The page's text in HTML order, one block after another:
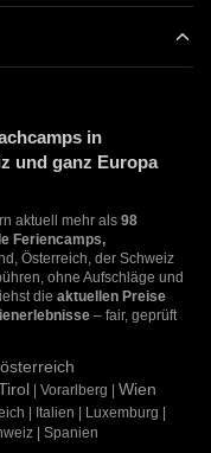
in
und ganz Europa
aktuell mehr als 98
Feriencamps,
Österreich, der Schweiz
ohne Aufschläge und
die aktuellen Preise
– fair, geprüft
| Vorarlberg | Wien
| Italien | Luxemburg |
| Spanien